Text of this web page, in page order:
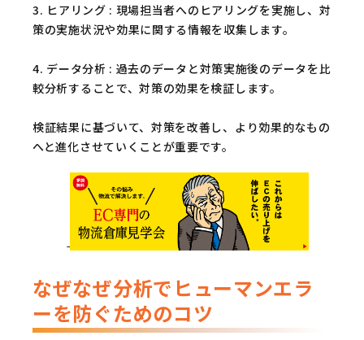
3. ヒアリング : 現場担当者へのヒアリングを実施し、対
策の実施状況や効果に関する情報を収集します。
4. データ分析 : 過去のデータと対策実施後のデータを比
較分析することで、対策の効果を検証します。
検証結果に基づいて、対策を改善し、より効果的なもの
へと進化させていくことが重要です。
なぜなぜ分析でヒューマンエラ
ーを防ぐためのコツ